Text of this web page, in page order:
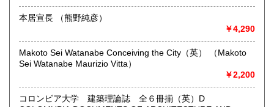
最寄駅：吉祥寺駅南口(公園口)徒歩2分
営業時間：午前10時から午後7時まで
書籍の買取について
当店は総合古書店です。人文系学術書を中心に、芸術、理
工、文学など、あらゆる専門分野の本をあつかいます。現在
ある本をできる限り次の世代へと伝えていくのが書店の使命
本居宣長 （熊野純彦）
￥4,290
Makoto Sei Watanabe Conceiving the City（英） （Makoto
Sei Watanabe Maurizio Vitta）
￥2,200
コロンビア大学 建築理論誌 全６冊揃（英）D